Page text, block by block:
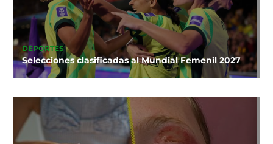
DEPORTES
Selecciones clasificadas al Mundial Femenil 2027